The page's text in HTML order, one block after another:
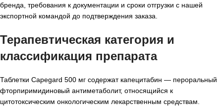
бренда, требования к документации и сроки отгрузки с нашей
экспортной командой до подтверждения заказа.
Терапевтическая категория и
классификация препарата
Таблетки Capegard 500 мг содержат капецитабин — пероральный
фторпиримидиновый антиметаболит, относящийся к
цитотоксическим онкологическим лекарственным средствам.